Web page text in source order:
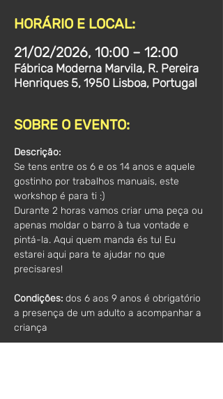
HORÁRIO E LOCAL:
21/02/2026, 10:00 – 12:00
Fábrica Moderna Marvila, R. Pereira
Henriques 5, 1950 Lisboa, Portugal
SOBRE O EVENTO:
Descrição:
Se tens entre os 6 e os 14 anos e aquele
gostinho por trabalhos manuais, este
workshop é para ti :)
Durante 2 horas vamos criar uma peça ou
apenas moldar o barro à tua vontade e
pintá-la. Aqui quem manda és tu! Eu
estarei aqui para te ajudar no que
precisares!
Condições: dos 6 aos 9 anos é obrigatório
a presença de um adulto a acompanhar a
criança